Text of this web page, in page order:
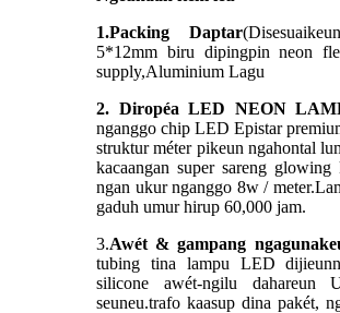
1.Packing Daptar
5*12mm biru dipingpin neon
supply,Aluminium Lagu
2. Diropéa LED NEON
nganggo chip LED Epistar
struktur méter pikeun ngahontal
kacaangan super sareng glowing
ngan ukur nganggo 8w /
gaduh umur hirup 60,000 jam.
3.Awét & gampang
tubing tina lampu LED
silicone awét-ngilu dahareun
seuneu.trafo kaasup dina pakét,